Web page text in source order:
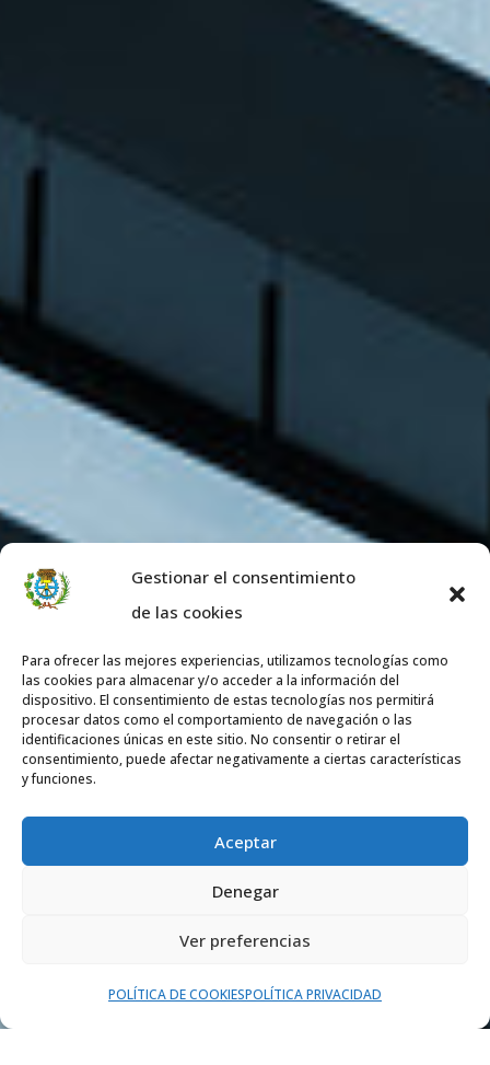
Gestionar el consentimiento
de las cookies
Para ofrecer las mejores experiencias, utilizamos tecnologías como
las cookies para almacenar y/o acceder a la información del
dispositivo. El consentimiento de estas tecnologías nos permitirá
procesar datos como el comportamiento de navegación o las
identificaciones únicas en este sitio. No consentir o retirar el
consentimiento, puede afectar negativamente a ciertas características
y funciones.
Aceptar
Denegar
Ver preferencias
POLÍTICA DE COOKIESPOLÍTICA PRIVACIDAD